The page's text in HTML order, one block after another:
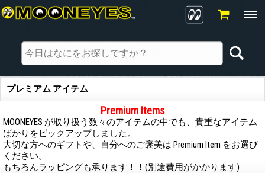
プレミアム アイテム
Premium Items
MOONEYES が取り扱う数々のアイテムの中でも、貴重なアイテム
ばかりをピックアップしました。
大切な方へのギフトや、自分へのご褒美は Premium Item をお選び
ください。
もちろんラッピングも承ります！！(別途費用がかかります)